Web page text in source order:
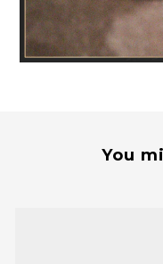
You